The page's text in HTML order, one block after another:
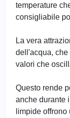
temperature
consigliabile
La vera
dell'acqua, che
valori che
Questo rende
anche durante
limpide